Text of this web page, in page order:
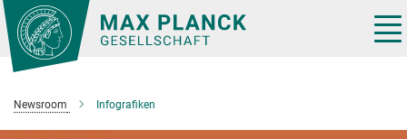
Hauptinhalt
Newsroom Infografiken